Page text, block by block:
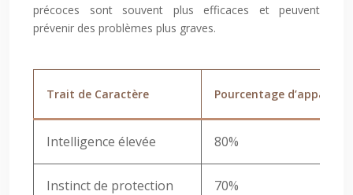
précoces sont souvent plus efficaces et peuvent
prévenir des problèmes plus graves.
Trait de Caractère Pourcentage
Intelligence élevée 80%
Instinct de protection 70%